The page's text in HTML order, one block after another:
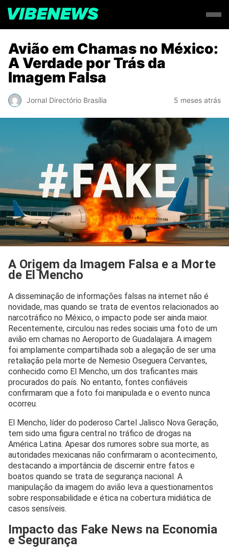
Avião em Chamas no México:
A Verdade por Trás da
Imagem Falsa
Jornal Directório Brasília 5 meses atrás
A Origem da Imagem Falsa e a Morte
de El Mencho
A disseminação de informações falsas na internet não é
novidade, mas quando se trata de eventos relacionados ao
narcotráfico no México, o impacto pode ser ainda maior.
Recentemente, circulou nas redes sociais uma foto de um
avião em chamas no Aeroporto de Guadalajara. A imagem
foi amplamente compartilhada sob a alegação de ser uma
retaliação pela morte de Nemesio Oseguera Cervantes,
conhecido como El Mencho, um dos traficantes mais
procurados do país. No entanto, fontes confiáveis
confirmaram que a foto foi manipulada e o evento nunca
ocorreu.
El Mencho, líder do poderoso Cartel Jalisco Nova Geração,
tem sido uma figura central no tráfico de drogas na
América Latina. Apesar dos rumores sobre sua morte, as
autoridades mexicanas não confirmaram o acontecimento,
destacando a importância de discernir entre fatos e
boatos quando se trata de segurança nacional. A
manipulação da imagem do avião leva a questionamentos
sobre responsabilidade e ética na cobertura midiática de
casos sensíveis.
Impacto das Fake News na Economia
e Segurança